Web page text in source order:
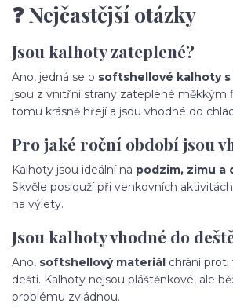
❓ Nejčastější otázky
Jsou kalhoty zateplené?
Ano, jedná se o softshellové kalhoty
jsou z vnitřní strany zateplené měkkým
tomu krásně hřejí a jsou vhodné do
Pro jaké roční období jsou
Kalhoty jsou ideální na podzim, zimu a
Skvěle poslouží při venkovních
na výlety.
Jsou kalhoty vhodné do
Ano, softshellový materiál chrání
dešti. Kalhoty nejsou pláštěnkové, ale
problému zvládnou.